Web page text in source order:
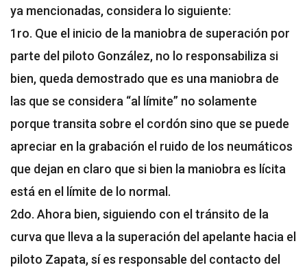
ya mencionadas, considera lo siguiente:
1ro. Que el inicio de la maniobra de superación por
parte del piloto González, no lo responsabiliza si
bien, queda demostrado que es una maniobra de
las que se considera “al límite” no solamente
porque transita sobre el cordón sino que se puede
apreciar en la grabación el ruido de los neumáticos
que dejan en claro que si bien la maniobra es lícita
está en el límite de lo normal.
2do. Ahora bien, siguiendo con el tránsito de la
curva que lleva a la superación del apelante hacia el
piloto Zapata, sí es responsable del contacto del